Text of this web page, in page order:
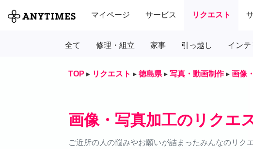
マイページ サービス リクエスト
全て 修理・組立 家事 引っ越し インテ
TOP ▸ リクエスト ▸ 徳島県 ▸ 写真・動画制作 ▸ 画像
画像・写真加工のリクエ
ご近所の人の悩みやお願いが詰まったみんなのリク